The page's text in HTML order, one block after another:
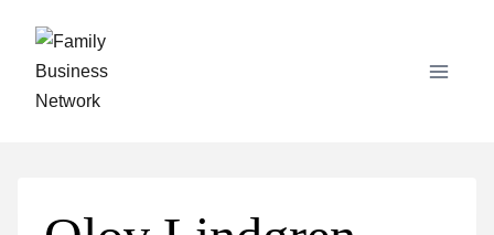
content